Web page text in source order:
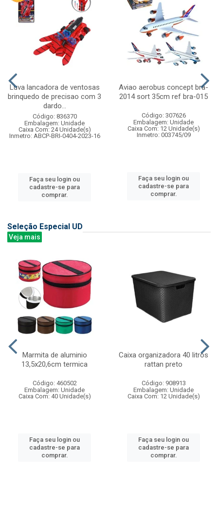
Luva lancadora de ventosas
brinquedo de precisao com 3
dardo...
Código: 836370
Embalagem: Unidade
Caixa Com: 24 Unidade(s)
Inmetro: ABCP-BRI-0404-2023-16
Faça seu login ou
cadastre-se para
comprar.
Aviao aerobus concept bra-
2014 sort 35cm ref bra-015
Código: 307626
Embalagem: Unidade
Caixa Com: 12 Unidade(s)
Inmetro: 003745/09
Faça seu login ou
cadastre-se para
comprar.
Seleção Especial UD
Veja mais
Marmita de aluminio
13,5x20,6cm termica
Código: 460502
Embalagem: Unidade
Caixa Com: 40 Unidade(s)
Faça seu login ou
cadastre-se para
comprar.
Caixa organizadora 40 litros
rattan preto
Código: 908913
Embalagem: Unidade
Caixa Com: 12 Unidade(s)
Faça seu login ou
cadastre-se para
comprar.